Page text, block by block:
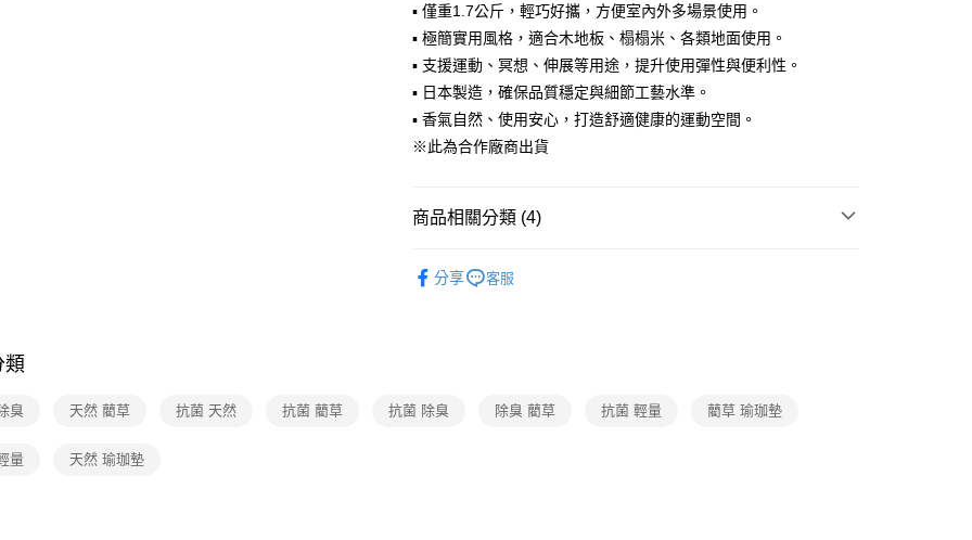
用戶於交易時，得透過本服務購買商品或服務，並由商店將買賣／分期付
款買賣價金債權讓與本公司後，依約使用本公司帳單繳交帳款。
2.基於同意付款使用「大哥付你分期」之契約關係目的，商店將以您的個人
資料（包含姓名、電話或地址）提供予台灣大哥大進項蒐集、處理及利
用，由本公司與您本人進行分期帳單所需資料之確認、核對及更正。
▪ 僅重1.7公斤，輕巧好攜，方便室內外多場景使用。
▪ 極簡實用風格，適合木地板、榻榻米、各類地面使用。
▪ 支援運動、冥想、伸展等用途，提升使用彈性與便利性。
▪ 日本製造，確保品質穩定與細節工藝水準。
▪ 香氣自然、使用安心，打造舒適健康的運動空間。
※此為合作廠商出貨
商品相關分類 (4)
分享 客服
類
臭 天然 藺草 抗菌 天然 抗菌 藺草 抗菌 除臭 除臭 藺草 抗菌 輕量 藺草 瑜珈墊
量 天然 瑜珈墊